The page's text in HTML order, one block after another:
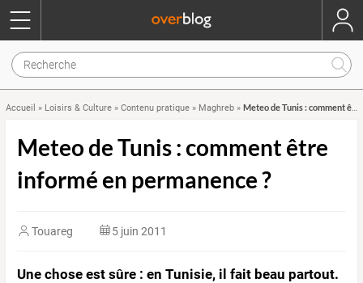
Accueil » Loisirs & Culture » Contenu pratique » Maghreb » Meteo de Tunis : comment être informé en permanence ?
Meteo de Tunis : comment être
informé en permanence ?
Touareg 5 juin 2011
Une chose est sûre : en Tunisie, il fait beau partout.